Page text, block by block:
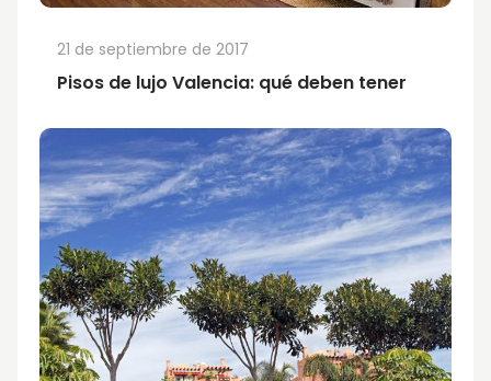
Pisos de lujo Valencia: qué deben tener
21 de septiembre de 2017